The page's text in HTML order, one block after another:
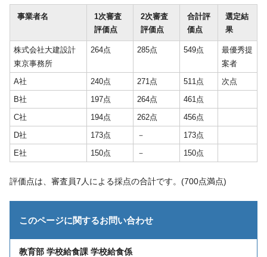
事業者名
1次審査
評価点
2次審査
評価点
合計評
価点
選定結
果
株式会社大建設計
東京事務所
264点 285点 549点
最優秀提
案者
A社
240点 271点 511点
次点
B社
197点 264点
461点
C社
194点 262点
456点
D社
173点 －
173点
E社
150点 － 150点
評価点は、審査員7人による採点の合計です。(700点満点)
このページに関するお問い合わせ
教育部 学校給食課 学校給食係